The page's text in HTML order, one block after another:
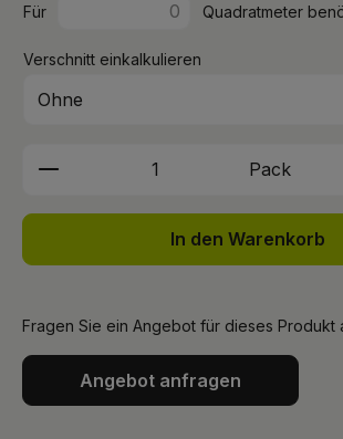
Für Quadratmeter
Verschnitt einkalkulieren
Produkt Anzahl: Gib den
Pack
In den Warenkorb
Fragen Sie ein Angebot für dieses Produkt
Angebot anfragen